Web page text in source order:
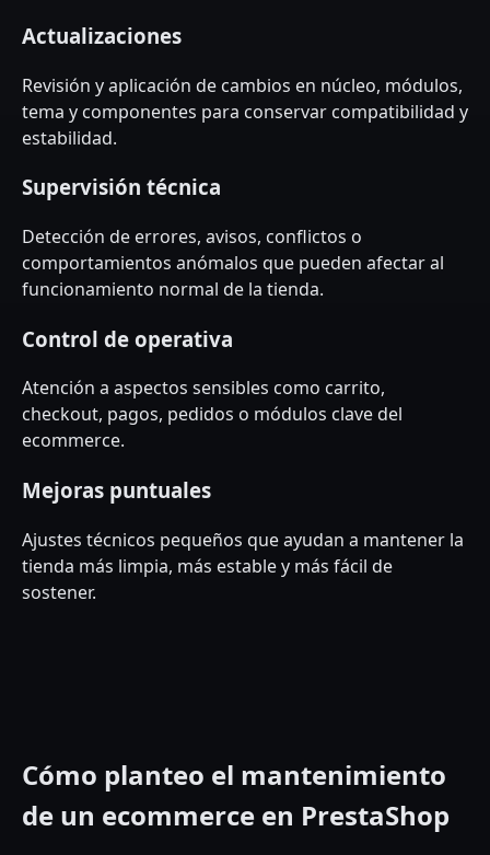
Actualizaciones
Revisión y aplicación de cambios en núcleo, módulos,
tema y componentes para conservar compatibilidad y
estabilidad.
Supervisión técnica
Detección de errores, avisos, conflictos o
comportamientos anómalos que pueden afectar al
funcionamiento normal de la tienda.
Control de operativa
Atención a aspectos sensibles como carrito,
checkout, pagos, pedidos o módulos clave del
ecommerce.
Mejoras puntuales
Ajustes técnicos pequeños que ayudan a mantener la
tienda más limpia, más estable y más fácil de
sostener.
Cómo planteo el mantenimiento
de un ecommerce en PrestaShop